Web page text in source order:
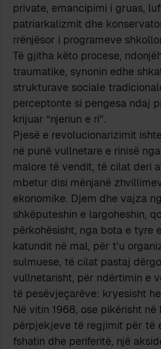
private, emancipimi i gruas,
patriarkalizmit dhe
rrënjësor i programeve
Të gjitha këto procese,
traumatike, synonin edhe
strukturave sociale
perceptonte si pengesa ndaj
krijuar “njeriun e ri”.
Pjesë e revolucionarizimit
në punë vullnetare e rinisë
malore të vendit, të cilat deri
mbetur disi mënjanë
ekonomike. Djem dhe vajza
shkëputeshin e largoheshin,
përkohësisht, nga bota e tyre
katundit në mal, për t’u
sulmuese, të cilat pastaj
vullnetarisht, për ndërtimin e
të pesëvjeçarëve: kryesisht
Në vitin 1968, ose pikërisht në
përpjekjeve të regjimit për të
fshatin dhe periferitë, një